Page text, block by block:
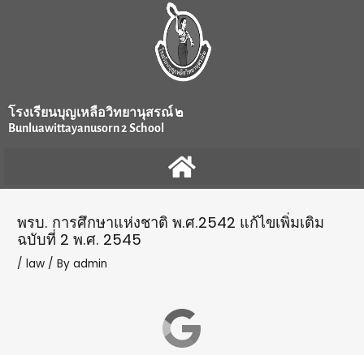
โรงเรียนบุญเหลือวิทยานุสรณ์ ๒
Bunluawittayanusorn 2 School
พรบ. การศึกษาแห่งชาติ พ.ศ.2542 แก้ไขเพิ่มเติม
ฉบับที่ 2 พ.ศ. 2545
/law / Byadmin